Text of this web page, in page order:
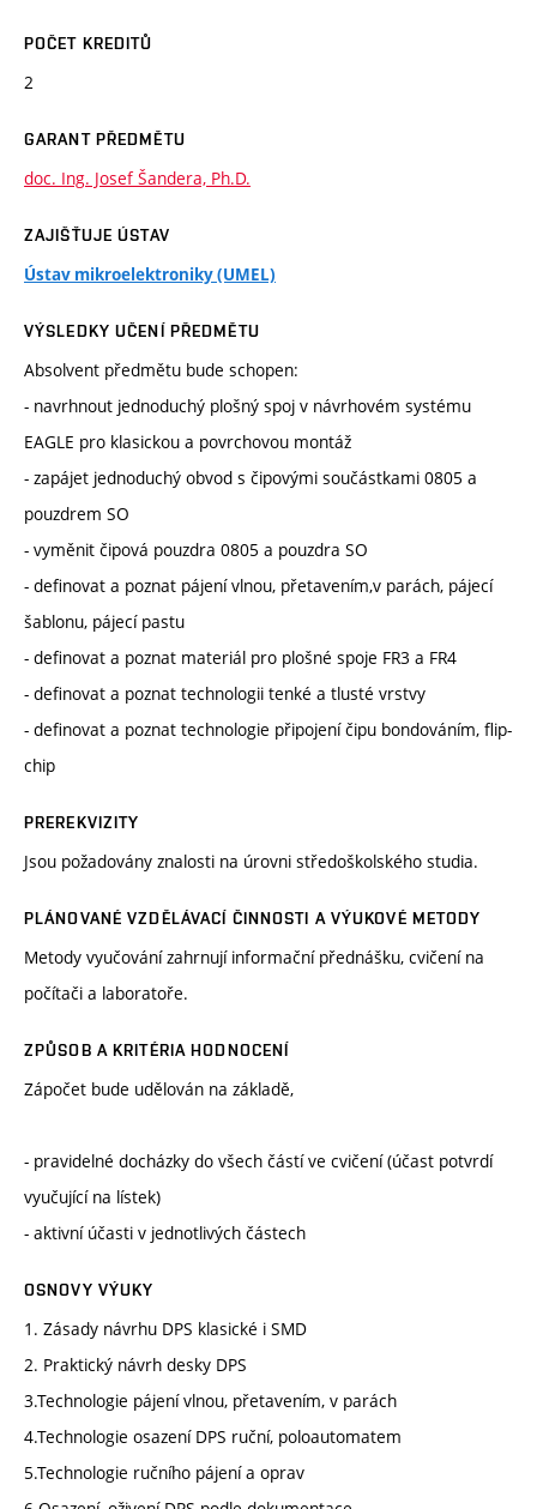
POČET KREDITŮ
2
GARANT PŘEDMĚTU
doc. Ing. Josef Šandera, Ph.D.
ZAJIŠŤUJE ÚSTAV
Ústav mikroelektroniky (UMEL)
VÝSLEDKY UČENÍ PŘEDMĚTU
Absolvent předmětu bude schopen:
- navrhnout jednoduchý plošný spoj v návrhovém systému
EAGLE pro klasickou a povrchovou montáž
- zapájet jednoduchý obvod s čipovými součástkami 0805 a
pouzdrem SO
- vyměnit čipová pouzdra 0805 a pouzdra SO
- definovat a poznat pájení vlnou, přetavením,v parách, pájecí
šablonu, pájecí pastu
- definovat a poznat materiál pro plošné spoje FR3 a FR4
- definovat a poznat technologii tenké a tlusté vrstvy
- definovat a poznat technologie připojení čipu bondováním, flip-
chip
PREREKVIZITY
Jsou požadovány znalosti na úrovni středoškolského studia.
PLÁNOVANÉ VZDĚLÁVACÍ ČINNOSTI A VÝUKOVÉ METODY
Metody vyučování zahrnují informační přednášku, cvičení na
počítači a laboratoře.
ZPŮSOB A KRITÉRIA HODNOCENÍ
Zápočet bude udělován na základě,
- pravidelné docházky do všech částí ve cvičení (účast potvrdí
vyučující na lístek)
- aktivní účasti v jednotlivých částech
OSNOVY VÝUKY
1. Zásady návrhu DPS klasické i SMD
2. Praktický návrh desky DPS
3.Technologie pájení vlnou, přetavením, v parách
4.Technologie osazení DPS ruční, poloautomatem
5.Technologie ručního pájení a oprav